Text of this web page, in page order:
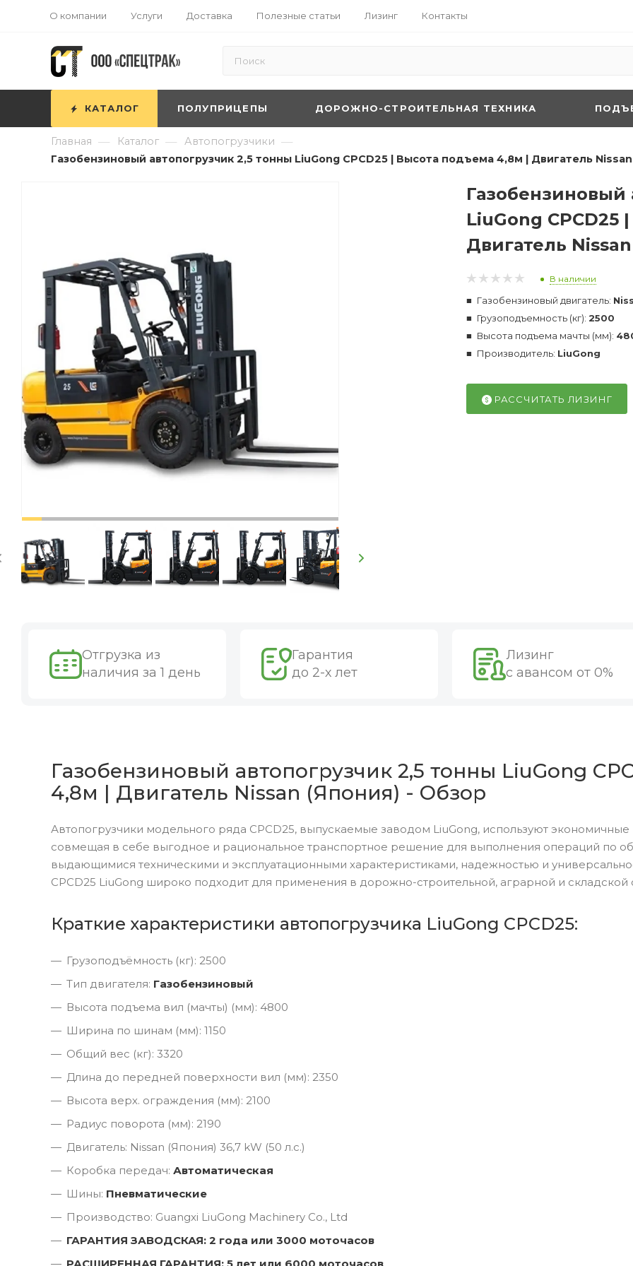
О компании Услуги Доставка Полезные статьи Лизинг Контакты
КАТАЛОГ ПОЛУПРИЦЕПЫ ДОРОЖНО-СТРОИТЕЛЬНАЯ ТЕХНИКА
Главная — Каталог — Автопогрузчики —
Газобензиновый автопогрузчик 2,5 тонны LiuGong CPCD25 | Высота подъема 4,8м | Двигатель
Газобензиновый
LiuGong
Двигатель
В наличии
Газобензиновый двигатель:
Грузоподъемность (кг): 2500
Высота подъема мачты (мм):
Производитель: LiuGong
РАССЧИТАТЬ ЛИЗИНГ
Отгрузка из
наличия за 1 день
Гарантия
до 2-х лет
Лизинг
с авансом от 0%
Газобензиновый автопогрузчик 2,5 тонны LiuGong
4,8м | Двигатель Nissan (Япония) - Обзор
Автопогрузчики модельного ряда CPCD25, выпускаемые заводом LiuGong, используют
совмещая в себе выгодное и рациональное транспортное решение для выполнения операций по
выдающимися техническими и эксплуатационными характеристиками, надежностью и
CPCD25 LiuGong широко подходит для применения в дорожно-строительной, аграрной и складской
Краткие характеристики автопогрузчика LiuGong CPCD25:
Грузоподъёмность (кг): 2500
Тип двигателя: Газобензиновый
Высота подъема вил (мачты) (мм): 4800
Ширина по шинам (мм): 1150
Общий вес (кг): 3320
Длина до передней поверхности вил (мм): 2350
Высота верх. ограждения (мм): 2100
Радиус поворота (мм): 2190
Двигатель: Nissan (Япония) 36,7 kW (50 л.с.)
Коробка передач: Автоматическая
Шины: Пневматические
Производство: Guangxi LiuGong Machinery Co., Ltd
ГАРАНТИЯ ЗАВОДСКАЯ: 2 года или 3000 моточасов